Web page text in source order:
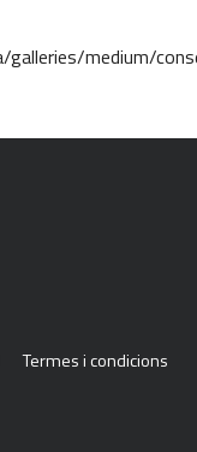
Termes i condicions